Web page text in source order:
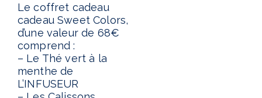
Le coffret cadeau
cadeau Sweet Colors,
d’une valeur de 68€
comprend :
– Le Thé vert à la
menthe de
L’INFUSEUR